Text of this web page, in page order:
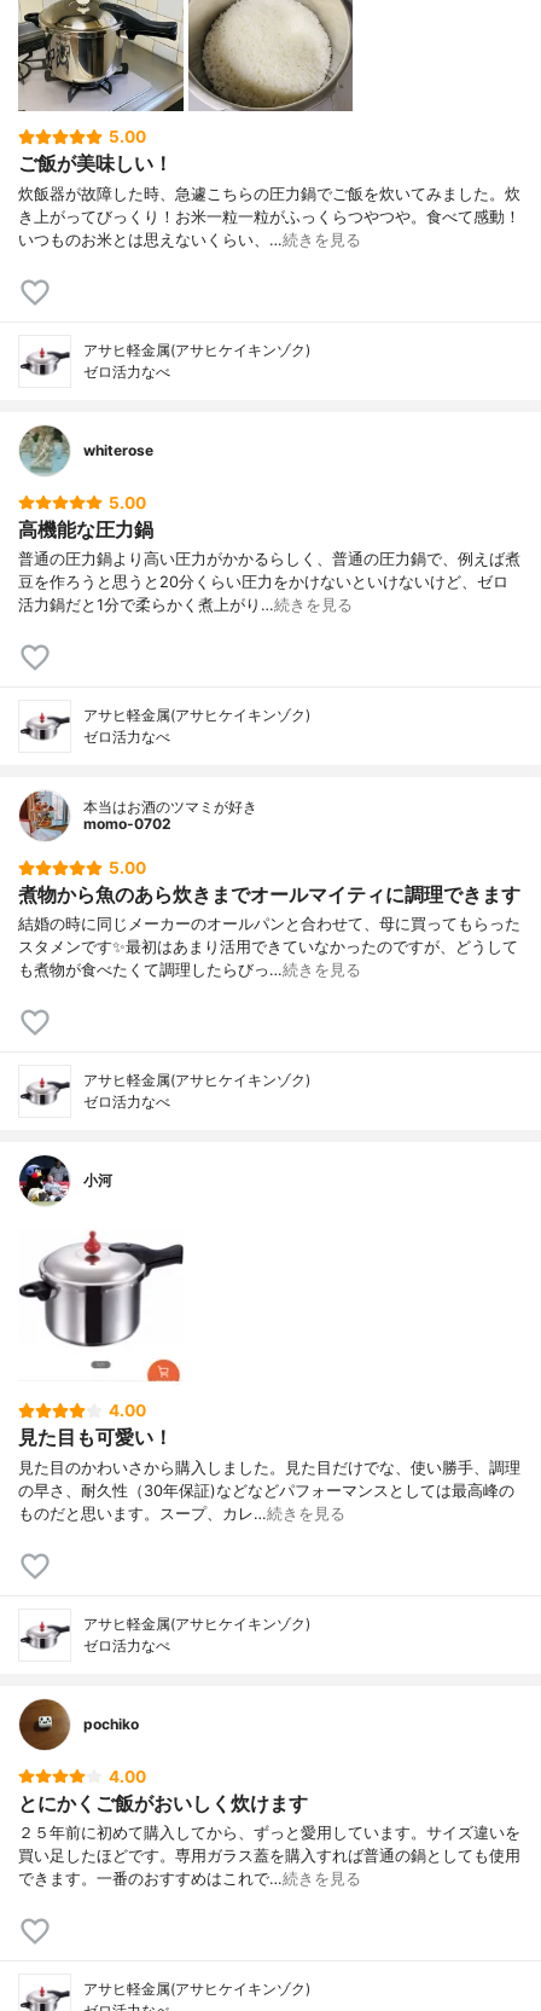
5.00
ご飯が美味しい！
炊飯器が故障した時、急遽こちらの圧力鍋でご飯を炊いてみました。炊
き上がってびっくり！お米一粒一粒がふっくらつやつや。食べて感動！
いつものお米とは思えないくらい、…続きを見る
アサヒ軽金属(アサヒケイキンゾク)
ゼロ活力なべ
whiterose
5.00
高機能な圧力鍋
普通の圧力鍋より高い圧力がかかるらしく、普通の圧力鍋で、例えば煮
豆を作ろうと思うと20分くらい圧力をかけないといけないけど、ゼロ
活力鍋だと1分で柔らかく煮上がり…続きを見る
アサヒ軽金属(アサヒケイキンゾク)
ゼロ活力なべ
本当はお酒のツマミが好き
momo-0702
5.00
煮物から魚のあら炊きまでオールマイティに調理できます
結婚の時に同じメーカーのオールパンと合わせて、母に買ってもらった
スタメンです✨最初はあまり活用できていなかったのですが、どうして
も煮物が食べたくて調理したらびっ…続きを見る
アサヒ軽金属(アサヒケイキンゾク)
ゼロ活力なべ
小河
4.00
見た目も可愛い！
見た目のかわいさから購入しました。見た目だけでな、使い勝手、調理
の早さ、耐久性（30年保証)などなどパフォーマンスとしては最高峰の
ものだと思います。スープ、カレ…続きを見る
アサヒ軽金属(アサヒケイキンゾク)
ゼロ活力なべ
pochiko
4.00
とにかくご飯がおいしく炊けます
２５年前に初めて購入してから、ずっと愛用しています。サイズ違いを
買い足したほどです。専用ガラス蓋を購入すれば普通の鍋としても使用
できます。一番のおすすめはこれで…続きを見る
アサヒ軽金属(アサヒケイキンゾク)